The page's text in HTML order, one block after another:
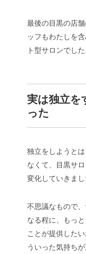
最後の目黒の店
ッフもわたしを
ト型サロンでした
実は独立を
った
独立をしようと
なくて、目黒サ
変化していきまし
不思議なもので
なる程に、もっ
ことが提供した
ういった気持ち